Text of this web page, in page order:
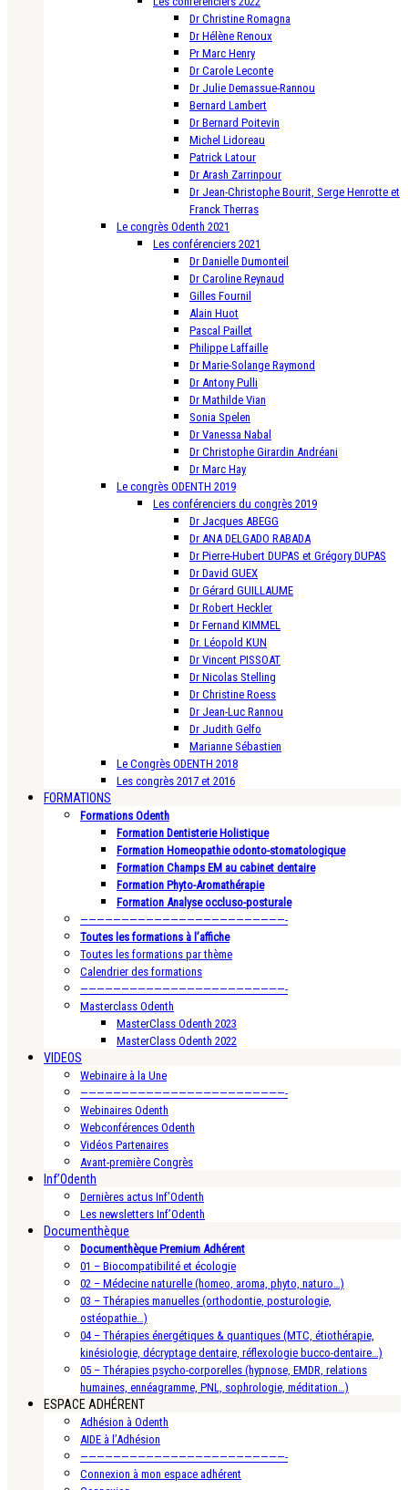
Dr Christine Romagna
Dr Hélène Renoux
Pr Marc Henry
Dr Carole Leconte
Dr Julie Demassue-Rannou
Bernard Lambert
Dr Bernard Poitevin
Michel Lidoreau
Patrick Latour
Dr Arash Zarrinpour
Dr Jean-Christophe Bourit, Serge Henrotte et
Franck Therras
Le congrès Odenth 2021
Les conférenciers 2021
Dr Danielle Dumonteil
Dr Caroline Reynaud
Gilles Fournil
Alain Huot
Pascal Paillet
Philippe Laffaille
Dr Marie-Solange Raymond
Dr Antony Pulli
Dr Mathilde Vian
Sonia Spelen
Dr Vanessa Nabal
Dr Christophe Girardin Andréani
Dr Marc Hay
Le congrès ODENTH 2019
Les conférenciers du congrès 2019
Dr Jacques ABEGG
Dr ANA DELGADO RABADA
Dr Pierre-Hubert DUPAS et Grégory DUPAS
Dr David GUEX
Dr Gérard GUILLAUME
Dr Robert Heckler
Dr Fernand KIMMEL
Dr. Léopold KUN
Dr Vincent PISSOAT
Dr Nicolas Stelling
Dr Christine Roess
Dr Jean-Luc Rannou
Dr Judith Gelfo
Marianne Sébastien
Le Congrès ODENTH 2018
Les congrès 2017 et 2016
FORMATIONS
Formations Odenth
Formation Dentisterie Holistique
Formation Homeopathie odonto-stomatologique
Formation Champs EM au cabinet dentaire
Formation Phyto-Aromathérapie
Formation Analyse occluso-posturale
—————————————————————————-
Toutes les formations à l’affiche
Toutes les formations par thème
Calendrier des formations
—————————————————————————-
Masterclass Odenth
MasterClass Odenth 2023
MasterClass Odenth 2022
VIDEOS
Webinaire à la Une
—————————————————————————-
Webinaires Odenth
Webconférences Odenth
Vidéos Partenaires
Avant-première Congrès
Inf’Odenth
Dernières actus Inf’Odenth
Les newsletters Inf’Odenth
Documenthèque
Documenthèque Premium Adhérent
01 – Biocompatibilité et écologie
02 – Médecine naturelle (homeo, aroma, phyto, naturo…)
03 – Thérapies manuelles (orthodontie, posturologie,
ostéopathie…)
04 – Thérapies énergétiques & quantiques (MTC, étiothérapie,
kinésiologie, décryptage dentaire, réflexologie bucco-dentaire…)
05 – Thérapies psycho-corporelles (hypnose, EMDR, relations
humaines, ennéagramme, PNL, sophrologie, méditation…)
ESPACE ADHÉRENT
Adhésion à Odenth
AIDE à l’Adhésion
—————————————————————————-
Connexion à mon espace adhérent